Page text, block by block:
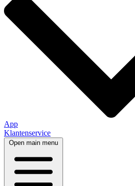
App
Klantenservice
Open main menu